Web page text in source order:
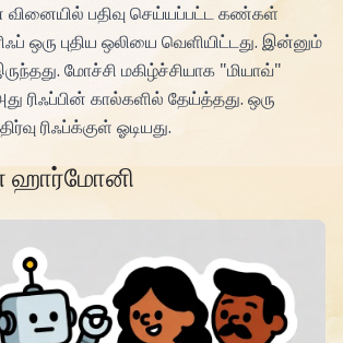
வினையில் பதிவு செய்யப்பட்ட கண்கள்
ஒரு புதிய ஒலியை வெளியிட்டது. இன்னும்
மோச்சி மகிழ்ச்சியாக "மியாவ்"
ரிஃப்பின் கால்களில் தேய்த்தது. ஒரு
ரிஃப்க்குள் ஓடியது.
ஹார்மோனி